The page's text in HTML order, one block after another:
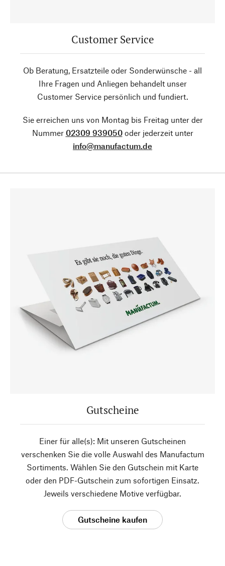
Customer Service
Ob Beratung, Ersatzteile oder Sonderwünsche - all
Ihre Fragen und Anliegen behandelt unser
Customer Service persönlich und fundiert.
Sie erreichen uns von Montag bis Freitag unter der
Nummer 02309 939050oder jederzeit unter
info@manufactum.de
Gutscheine
Einer für alle(s): Mit unseren Gutscheinen
verschenken Sie die volle Auswahl des Manufactum
Sortiments. Wählen Sie den Gutschein mit Karte
oder den PDF-Gutschein zum sofortigen Einsatz.
Jeweils verschiedene Motive verfügbar.
Gutscheine kaufen